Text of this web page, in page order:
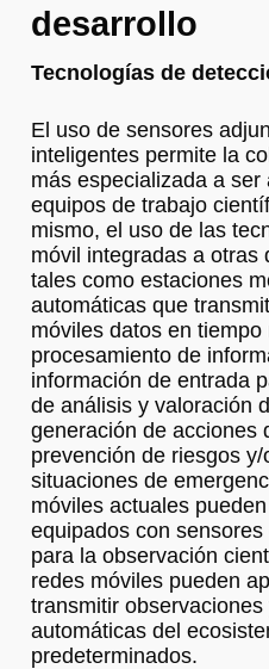
desarrollo
Tecnologías de
El uso de sensores
inteligentes permite la
más especializada a ser
equipos de trabajo
mismo, el uso de las
móvil integradas a otras
tales como estaciones
automáticas que
móviles datos en
procesamiento de
información de entrada
de análisis y valoración
generación de acciones
prevención de riesgos
situaciones de
móviles actuales
equipados con
para la observación
redes móviles pueden
transmitir
automáticas del
predeterminados.